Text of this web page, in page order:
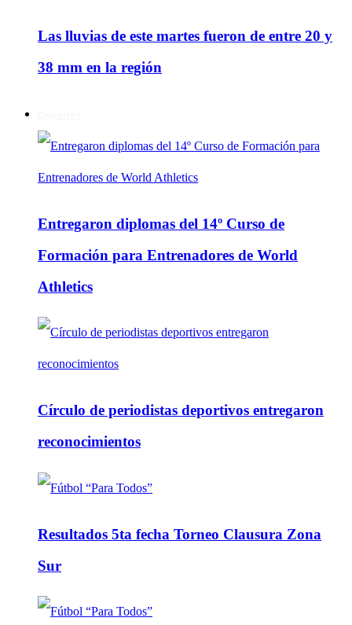
Las lluvias de este martes fueron de entre 20 y
38 mm en la región
Entregaron diplomas del 14º Curso de
Formación para Entrenadores de World
Athletics
Círculo de periodistas deportivos entregaron
reconocimientos
Resultados 5ta fecha Torneo Clausura Zona
Sur